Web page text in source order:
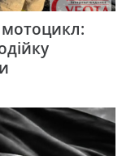
мотоцикл: